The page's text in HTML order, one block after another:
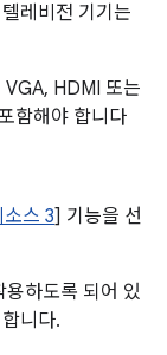
레비전 기기는
VGA, HDMI 또는
함해야 합니다
소스 3] 기능을 선
하도록 되어 있
니다.